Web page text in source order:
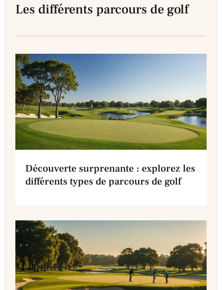
Les différents parcours de golf
Découverte surprenante : explorez les
différents types de parcours de golf